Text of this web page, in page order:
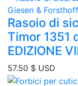
Rasoio di
Timor 1351
EDIZIONE
57.50 $ USD